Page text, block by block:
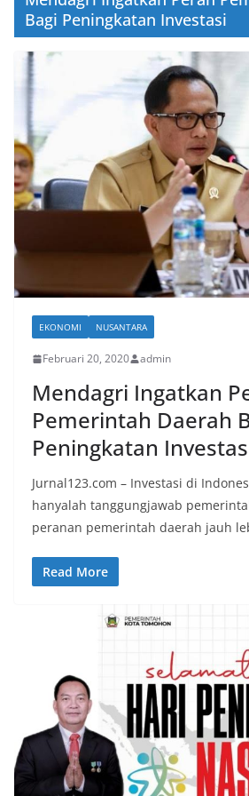
Bagi Peningkatan Investasi
EKONOMI NUSANTARA
Februari 20, 2020 admin
Mendagri Ingatkan
Pemerintah Daerah
Peningkatan
Jurnal123.com – Investasi di
hanyalah tanggungjawab
peranan pemerintah daerah jauh
Read More